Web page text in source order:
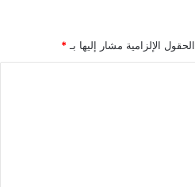
الحقول الإلزامية مشار إليها بـ *